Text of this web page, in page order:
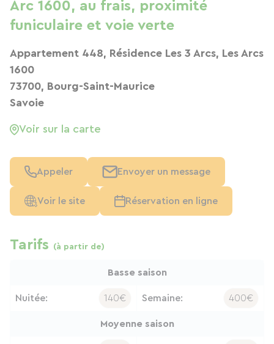
Arc 1600, au frais, proximité
funiculaire et voie verte
Appartement 448, Résidence Les 3 Arcs, Les Arcs
1600
73700, Bourg-Saint-Maurice
Savoie
Voir sur la carte
Appeler Envoyer un message
Voir le site Réservation en ligne
Tarifs (à partir de)
Basse saison
Nuitée: 140€ Semaine: 400€
Moyenne saison